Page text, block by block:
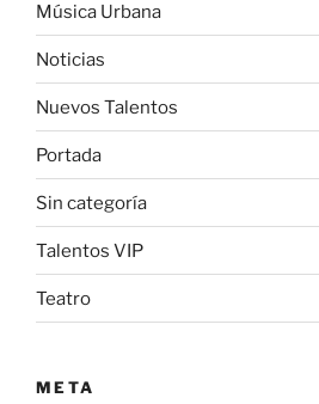
Música Urbana
Noticias
Nuevos Talentos
Portada
Sin categoría
Talentos VIP
Teatro
META